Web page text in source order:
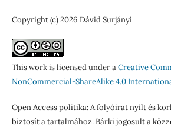
Copyright (c) 2026 Dávid Surjányi
This work is licensed under aCreative
NonCommercial-ShareAlike 4.0
Open Access politika: A folyóirat nyílt és
biztosít a tartalmához. Bárki jogosult a